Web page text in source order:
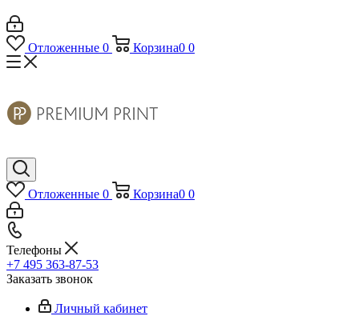
Отложенные 0 Корзина0 0
Отложенные 0 Корзина0 0
Телефоны
+7 495 363-87-53
Заказать звонок
Личный кабинет